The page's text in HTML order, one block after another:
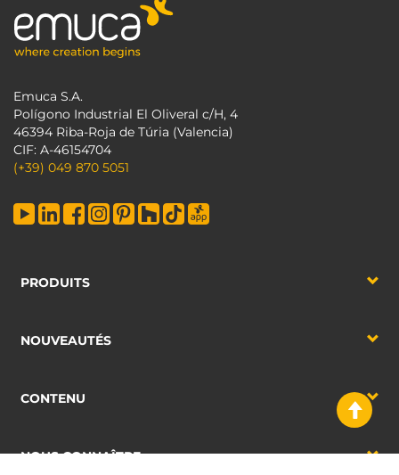
Emuca S.A.
Polígono Industrial El Oliveral c/H, 4
46394 Riba-Roja de Túria (Valencia)
CIF: A-46154704
(+39) 049 870 5051
PRODUITS
NOUVEAUTÉS
CONTENU
NOUS CONNAÎTRE